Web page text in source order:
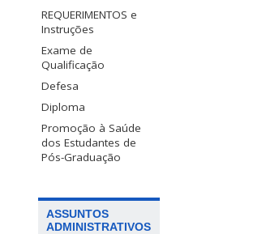
REQUERIMENTOS e
Instruções
Exame de
Qualificação
Defesa
Diploma
Promoção à Saúde
dos Estudantes de
Pós-Graduação
ASSUNTOS
ADMINISTRATIVOS